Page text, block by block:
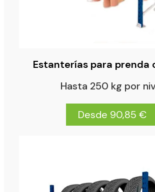
Estanterías para prenda
Hasta 250 kg por
Desde 90,85 €